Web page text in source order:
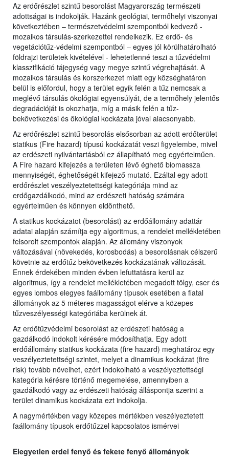
Az erdőrészlet szintű besorolást Magyarország természeti
adottságai is indokolják. Hazánk geológiai, termőhelyi viszonyai
következtében – természetvédelmi szempontból kedvező -
mozaikos társulás-szerkezettel rendelkezik. Ez erdő- és
vegetációtűz-védelmi szempontból – egyes jól körülhatárolható
földrajzi területek kivételével - lehetetlenné teszi a tűzvédelmi
klasszifikáció tájegység vagy megye szintű végrehajtását. A
mozaikos társulás és korszerkezet miatt egy községhatáron
belül is előfordul, hogy a terület egyik felén a tűz nemcsak a
meglévő társulás ökológiai egyensúlyát, de a termőhely jelentős
degradációját is okozhatja, míg a másik felén a tűz-
bekövetkezési és ökológiai kockázata jóval alacsonyabb.
Az erdőrészlet szintű besorolás elsősorban az adott erdőterület
statikus (Fire hazard) típusú kockázatát veszi figyelembe, mivel
az erdészeti nyilvántartásból ez állapítható meg egyértelműen.
A Fire hazard kifejezés a területen lévő éghető biomassza
mennyiségét, éghetőségét kifejező mutató. Ezáltal egy adott
erdőrészlet veszélyeztetettségi kategóriája mind az
erdőgazdálkodó, mind az erdészeti hatóság számára
egyértelműen és könnyen eldönthető.
A statikus kockázatot (besorolást) az erdőállomány adattár
adatai alapján számítja egy algoritmus, a rendelet mellékletében
felsorolt szempontok alapján. Az állomány viszonyok
változásával (növekedés, korosbodás) a besorolásnak célszerű
követnie az erdőtűz bekövetkezés kockázatának változását.
Ennek érdekében minden évben lefuttatásra kerül az
algoritmus, így a rendelet mellékletében megadott tölgy, cser és
egyes lombos elegyes faállomány típusok esetében a fiatal
állományok az 5 méteres magasságot elérve a közepes
tűzveszélyességi kategóriába kerülnek át.
Az erdőtűzvédelmi besorolást az erdészeti hatóság a
gazdálkodó indokolt kérésére módosíthatja. Egy adott
erdőállomány statikus kockázata (fire hazard) meghatároz egy
veszélyeztetettségi szintet, melyet a dinamikus kockázat (fire
risk) tovább növelhet, ezért indokolható a veszélyeztettségi
kategória kérésre történő megemelése, amennyiben a
gazdálkodó vagy az erdészeti hatóság álláspontja szerint a
terület dinamikus kockázata ezt indokolja.
A nagymértékben vagy közepes mértékben veszélyeztetett
faállomány típusok erdőtűzzel kapcsolatos ismérvei
Elegyetlen erdei fenyő és fekete fenyő állományok